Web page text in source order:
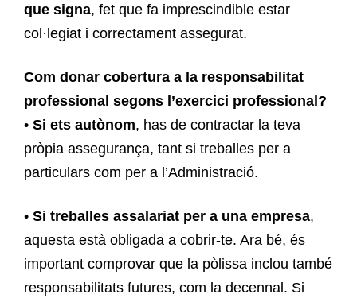
que signa, fet que fa imprescindible estar
col·legiat i correctament assegurat.
Com donar cobertura a la responsabilitat
professional segons l’exercici professional?
• Si ets autònom, has de contractar la teva
pròpia assegurança, tant si treballes per a
particulars com per a l’Administració.
• Si treballes assalariat per a una empresa,
aquesta està obligada a cobrir-te. Ara bé, és
important comprovar que la pòlissa inclou també
responsabilitats futures, com la decennal. Si